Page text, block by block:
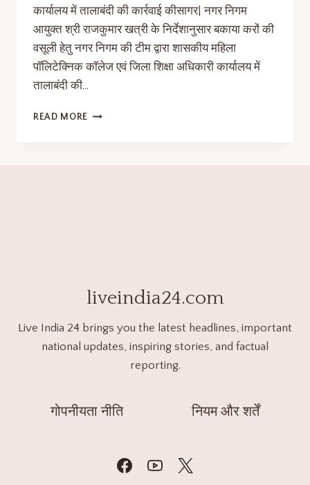
कार्यालय में तालाबंदी की कार्रवाई कीसागर| नगर निगम
आयुक्त श्री राजकुमार खत्री के निर्देशानुसार बकाया करों की
वसूली हेतु नगर निगम की टीम द्वारा शासकीय महिला
पॉलिटेक्निक कॉलेज एवं जिला शिक्षा अधिकारी कार्यालय में
तालाबंदी की…
READ MORE
liveindia24.com
Live India 24 brings you the latest headlines, important
national updates, inspiring stories, and factual
reporting.
गोपनीयता नीति नियम और शर्तें